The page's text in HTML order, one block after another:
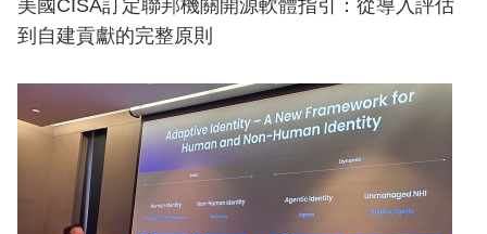
美國CISA訂定聯邦機關開源軟體指引：從導入評估
到自建貢獻的完整原則